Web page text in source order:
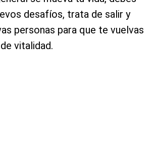
desafíos, trata de salir y
personas para que te vuelvas
vitalidad.